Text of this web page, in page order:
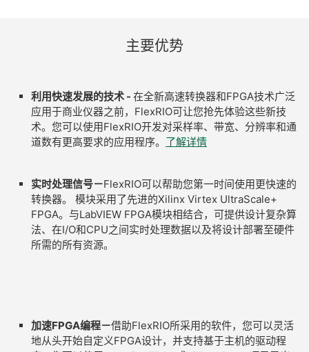
主要优势​
利用快速发展的技术 - 在全新高速转换器和FPGA技术广泛
应用于商业仪器之前，FlexRIO可让您抢先体验这些新技
术。您可以使用FlexRIO开发对采样率、带宽、分辨率和通
道数有更高要求的应用程序。 了解详情
实时处理信号－FlexRIO可以帮助您第一时间使用更快速的
转换器。 模块采用了先进的Xilinx Virtex UltraScale+
FPGA。与LabVIEW FPGA模块相结合，可提供设计复杂算
法、在I/O和CPU之间实时处理数据以及将设计部署至硬件
所需的所有资源。
加速FPGA编程－借助FlexRIO所采用的软件，您可以灵活
地从头开始自定义FPGA设计，并支持基于主机的驱动程